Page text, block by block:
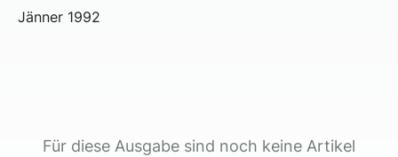
Jänner 1992
Für diese Ausgabe sind noch keine Artikel